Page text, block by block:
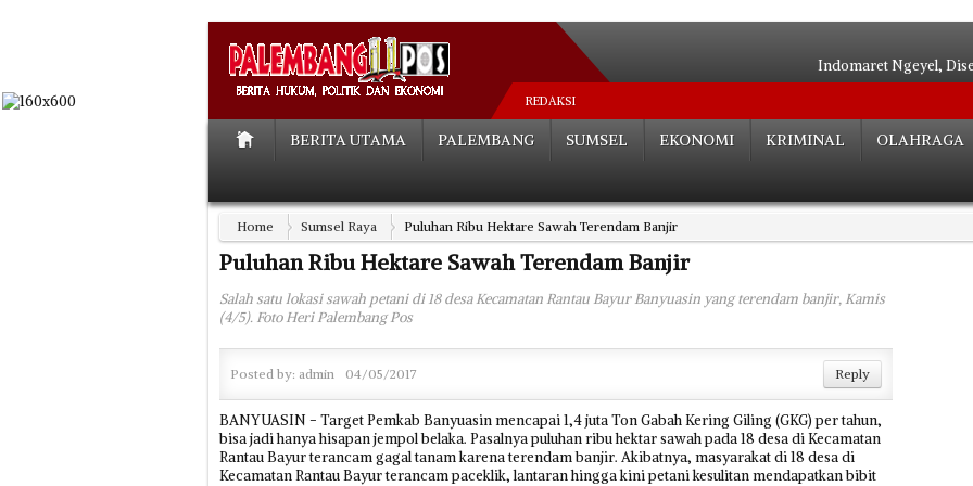
Indomaret Ngeyel,
Hutan
Angkot
Tak ada
Palembang
Bocah SD Tewas
REDAKSI
BERITA UTAMA PALEMBANG SUMSEL EKONOMI KRIMINAL OLAHRAGA
Home Sumsel Raya Puluhan Ribu Hektare Sawah Terendam Banjir
Puluhan Ribu Hektare Sawah Terendam Banjir
Salah satu lokasi sawah petani di 18 desa Kecamatan Rantau Bayur Banyuasin yang terendam banjir, Kamis
(4/5). Foto Heri Palembang Pos
Posted by: admin 04/05/2017 Reply
BANYUASIN - Target Pemkab Banyuasin mencapai 1,4 juta Ton Gabah Kering Giling (GKG) per tahun,
bisa jadi hanya hisapan jempol belaka. Pasalnya puluhan ribu hektar sawah pada 18 desa di Kecamatan
Rantau Bayur terancam gagal tanam karena terendam banjir. Akibatnya, masyarakat di 18 desa di
Kecamatan Rantau Bayur terancam paceklik, lantaran hingga kini petani kesulitan mendapatkan bibit